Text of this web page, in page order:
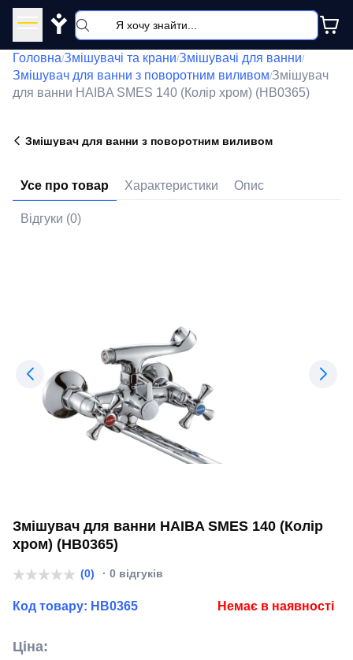
Y
Головна/Змішувачі та крани/Змішувачі для ванни/
Змішувач для ванни з поворотним виливом/Змішувач
для ванни HAIBA SMES 140 (Колір хром) (HB0365)
Змішувач для ванни з поворотним виливом
Усе про товар Характеристики Опис
Відгуки (0)
Змішувач для ванни HAIBA SMES 140 (Колір
хром) (HB0365)
(0) · 0 відгуків
Код товару: HB0365 Немає в наявності
Ціна: